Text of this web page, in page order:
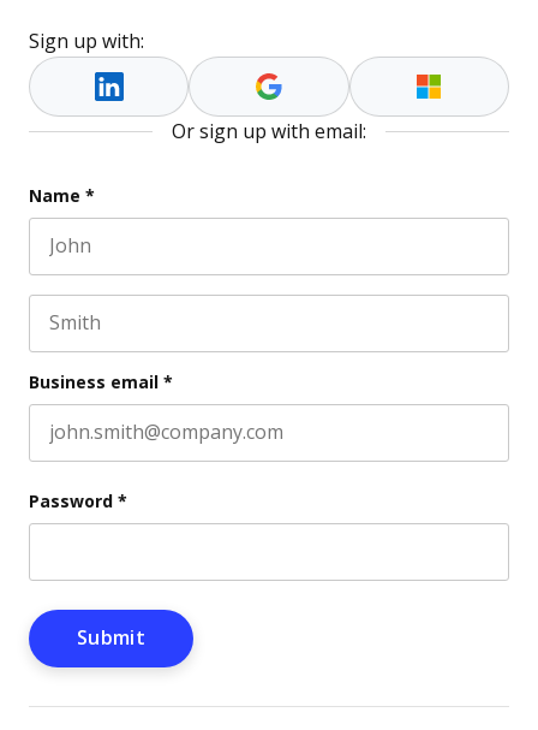
Sign up with:
Or sign up with email:
Email
This field is for validation purposes and should be
Name *
Business email *
Password *